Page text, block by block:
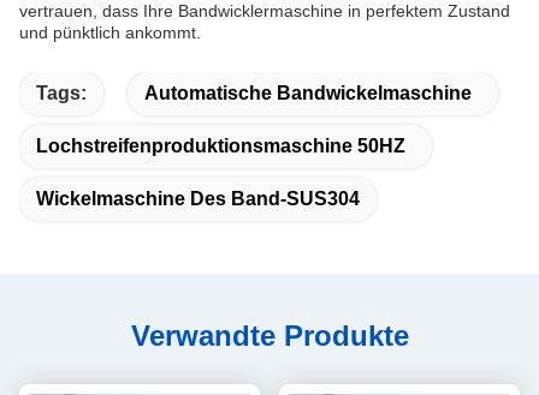
vertrauen, dass Ihre Bandwicklermaschine in perfektem Zustand
und pünktlich ankommt.
Tags: Automatische Bandwickelmaschine
Lochstreifenproduktionsmaschine 50HZ
Wickelmaschine Des Band-SUS304
Verwandte Produkte